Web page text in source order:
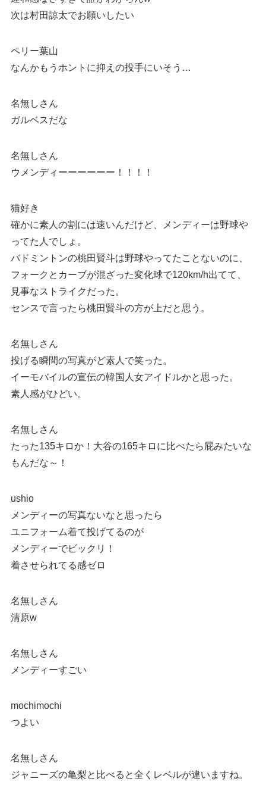
次は村田諒太でお願いしたい
ペリー葉山
なんかもうホントに抑えの投手にいそう…
名無しさん
ガルベスだな
名無しさん
ウメンディーーーーーー！！！！
猫好き
確かに素人の割には速いんだけど、メンディーは野球や
ってた人でしょ。
バドミントンの桃田賢斗は野球やってたことないのに、
フォークとカーブが混ざった変化球で120km/h出てて、
見事なストライクだった。
センスで言ったら桃田賢斗の方が上だと思う。
名無しさん
投げる瞬間の写真がど素人で笑った。
イーモバイルの宣伝の韓国人女アイドルかと思った。
素人感がひどい。
名無しさん
たった135キロか！大谷の165キロに比べたら屁みたいな
もんだな～！
ushio
メンディーの写真ないなと思ったら
ユニフォーム着て投げてるのが
メンディーでビックリ！
着させられてる感ゼロ
名無しさん
清原w
名無しさん
メンディーすごい
mochimochi
つよい
名無しさん
ジャニーズの亀梨と比べると全くレベルが違いますね。